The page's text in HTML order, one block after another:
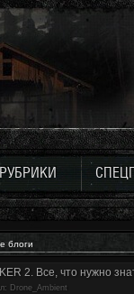
РУБРИКИ
блоги
2. Все, что нужно
Drone_Ambient